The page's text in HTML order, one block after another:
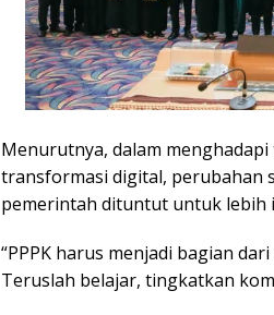
Menurutnya, dalam
transformasi digital, perubahan
pemerintah dituntut untuk lebih
“PPPK harus menjadi bagian
Teruslah belajar, tingkatkan